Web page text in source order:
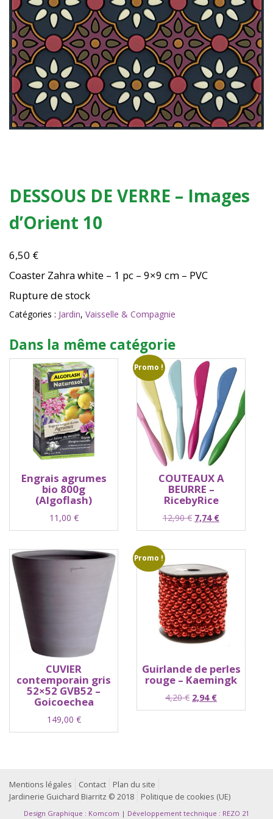
DESSOUS DE VERRE – Images
d’Orient 10
6,50 €
Coaster Zahra white – 1 pc – 9×9 cm – PVC
Rupture de stock
Catégories : Jardin, Vaisselle & Compagnie
Dans la même catégorie
Engrais agrumes
bio 800g
(Algoflash)
11,00 €
Promo !
COUTEAUX A
BEURRE –
RicebyRice
12,90€ Le
prix
était :
12,90 €.
7,74 €Le
prix
est :
7,74 €.
CUVIER
contemporain gris
52×52 GVB52 –
Goicoechea
149,00 €
Promo !
Guirlande de perles
rouge – Kaemingk
4,20€ Le
prix
2,94 €Le
prix
Mentions légales Contact
Plan du site
Jardinerie Guichard Biarritz © 2018
Politique de cookies (UE)
Design Graphique : Komcom | Développement technique : REZO 21